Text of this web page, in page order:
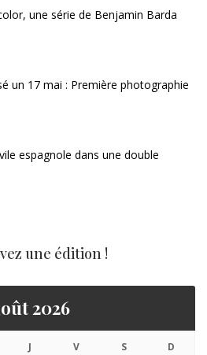
une série de Benjamin Barda
un 17 mai : Première photographie
espagnole dans une double
une édition !
2026
J V S D